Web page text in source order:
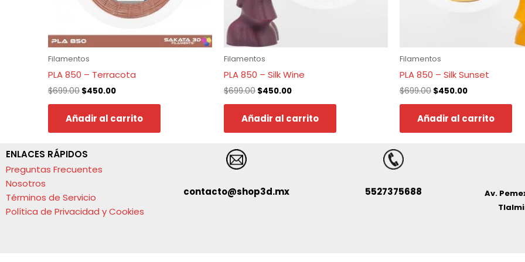
Filamentos
PLA 850 – Terracota
$699.00 $450.00
Añadir al carrito
Filamentos
PLA 850 – Silk Wine
$699.00 $450.00
Añadir al carrito
Filamentos
PLA 850 – Silk Sunset
$699.00 $450.00
Añadir al carrito
ENLACES RÁPIDOS
Preguntas Frecuentes
Nosotros
Términos de Servicio
Política de Privacidad y Cookies
contacto@shop3d.mx 5527375688
Av.